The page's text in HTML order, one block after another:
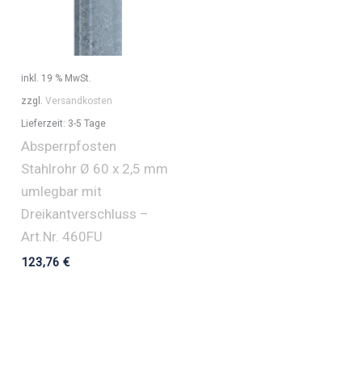
inkl. 19 % MwSt.
zzgl.Versandkosten
Lieferzeit: 3-5 Tage
Absperrpfosten
Stahlrohr Ø 60 x 2,5 mm
umlegbar mit
Dreikantverschluss –
Art.Nr. 460FU
123,76€